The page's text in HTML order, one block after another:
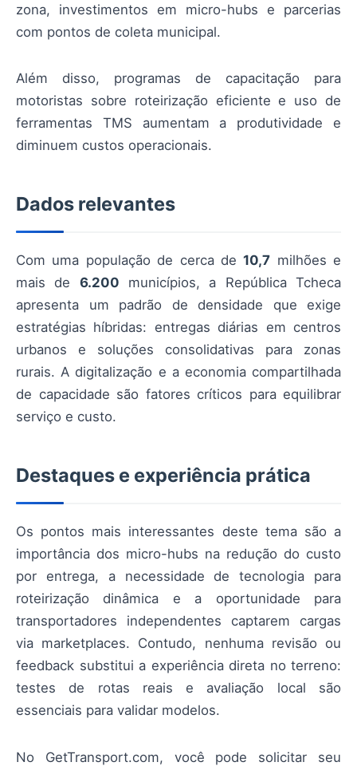
zona, investimentos em micro-hubs e parcerias
com pontos de coleta municipal.
Além disso, programas de capacitação para
motoristas sobre roteirização eficiente e uso de
ferramentas TMS aumentam a produtividade e
diminuem custos operacionais.
Dados relevantes
Com uma população de cerca de10,7 milhões e
mais de 6.200 municípios, a República Tcheca
apresenta um padrão de densidade que exige
estratégias híbridas: entregas diárias em centros
urbanos e soluções consolidativas para zonas
rurais. A digitalização e a economia compartilhada
de capacidade são fatores críticos para equilibrar
serviço e custo.
Destaques e experiência prática
Os pontos mais interessantes deste tema são a
importância dos micro-hubs na redução do custo
por entrega, a necessidade de tecnologia para
roteirização dinâmica e a oportunidade para
transportadores independentes captarem cargas
via marketplaces. Contudo, nenhuma revisão ou
feedback substitui a experiência direta no terreno:
testes de rotas reais e avaliação local são
essenciais para validar modelos.
No GetTransport.com, você pode solicitar seu